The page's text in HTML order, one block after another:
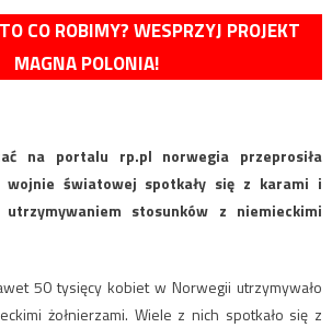
CO ROBIMY? WESPRZYJ PROJEKT
MAGNA POLONIA!
na portalu rp.pl norwegia przeprosiła
światowej spotkały się z karami i
stosunków z niemieckimi
50 tysięcy kobiet w Norwegii utrzymywało
żołnierzami. Wiele z nich spotkało się z